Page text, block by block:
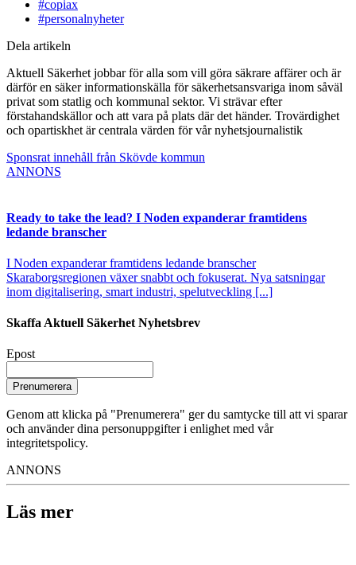
#copiax
#personalnyheter
Dela artikeln
Aktuell Säkerhet jobbar för alla som vill göra säkrare affärer och är
därför en säker informationskälla för säkerhetsansvariga inom såväl
privat som statlig och kommunal sektor. Vi strävar efter
förstahandskällor och att vara på plats där det händer. Trovärdighet
och opartiskhet är centrala värden för vår nyhetsjournalistik
Sponsrat innehåll från Skövde kommun
ANNONS
Ready to take the lead? I Noden expanderar framtidens
ledande branscher
I Noden expanderar framtidens ledande branscher
Skaraborgsregionen växer snabbt och fokuserat. Nya satsningar
inom digitalisering, smart industri, spelutveckling [...]
Skaffa Aktuell Säkerhet Nyhetsbrev
Epost
Prenumerera
Genom att klicka på "Prenumerera" ger du samtycke till att vi sparar
och använder dina personuppgifter i enlighet med vår
integritetspolicy.
ANNONS
Läs mer